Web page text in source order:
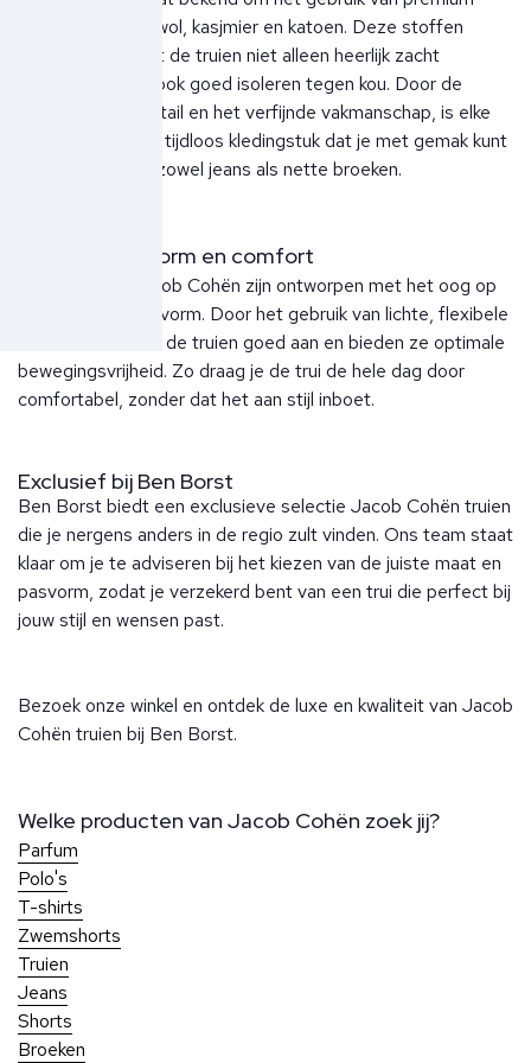
materialen zoals wol, kasjmier en katoen. Deze stoffen
zorgen ervoor dat de truien niet alleen heerlijk zacht
aanvoelen, maar ook goed isoleren tegen kou. Door de
aandacht voor detail en het verfijnde vakmanschap, is elke
trui een stijlvol en tijdloos kledingstuk dat je met gemak kunt
combineren met zowel jeans als nette broeken.
Perfecte pasvorm en comfort
De truien van Jacob Cohën zijn ontworpen met het oog op
een perfecte pasvorm. Door het gebruik van lichte, flexibele
materialen sluiten de truien goed aan en bieden ze optimale
bewegingsvrijheid. Zo draag je de trui de hele dag door
comfortabel, zonder dat het aan stijl inboet.
Exclusief bij Ben Borst
Ben Borst biedt een exclusieve selectie Jacob Cohën truien
die je nergens anders in de regio zult vinden. Ons team staat
klaar om je te adviseren bij het kiezen van de juiste maat en
pasvorm, zodat je verzekerd bent van een trui die perfect bij
jouw stijl en wensen past.
Bezoek onze winkel en ontdek de luxe en kwaliteit van Jacob
Cohën truien bij Ben Borst.
Welke producten van Jacob Cohën zoek jij?
Parfum
Polo's
T-shirts
Zwemshorts
Truien
Jeans
Shorts
Broeken